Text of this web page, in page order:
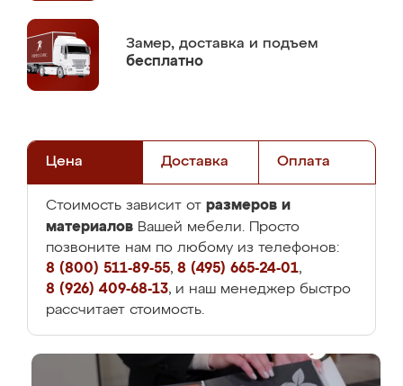
Замер, доставка и подъем
бесплатно
Цена Доставка Оплата
Стоимость зависит от размеров и
материалов Вашей мебели. Просто
позвоните нам по любому из телефонов:
8 (800) 511-89-55, 8 (495) 665-24-01,
8 (926) 409-68-13, и наш менеджер быстро
рассчитает стоимость.